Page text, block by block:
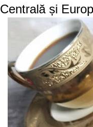
Centrală și